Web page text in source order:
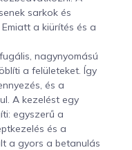
sarkok és
a kiürítés és a
nagynyomású
a felületeket. Így
és a
A kezelést egy
egyszerű a
és a
a gyors a betanulás